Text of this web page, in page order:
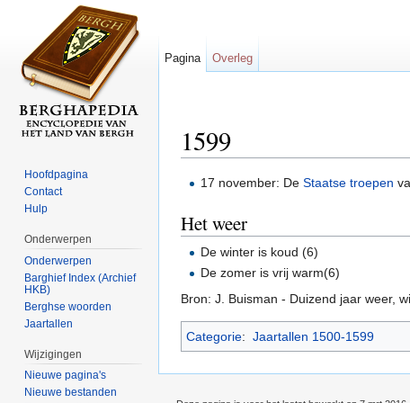
1599
17 november: DeStaatse troepen
Het weer
De winter is koud (6)
De zomer is vrij warm(6)
Bron: J. Buisman - Duizend jaar weer,
Categorie: Jaartallen 1500-1599
Pagina Overleg
Hoofdpagina
Contact
Hulp
Onderwerpen
Onderwerpen
Barghief Index (Archief
HKB)
Berghse woorden
Jaartallen
Wijzigingen
Nieuwe pagina's
Nieuwe bestanden